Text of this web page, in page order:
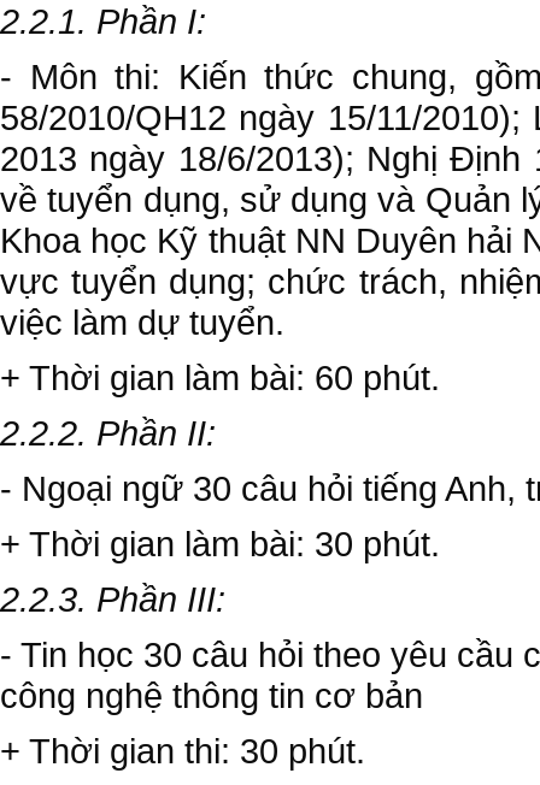
2.2.1. Phần I:
- Môn thi: Kiến thức chung,
58/2010/QH12 ngày 15/11/
2013 ngày 18/6/2013); Nghị Định
về tuyển dụng, sử dụng và Quản
Khoa học Kỹ thuật NN Duyên hải
vực tuyển dụng; chức trách,
việc làm dự tuyển.
+ Thời gian làm bài: 60 phút.
2.2.2. Phần II:
- Ngoại ngữ 30 câu hỏi tiếng Anh,
+ Thời gian làm bài: 30 phút.
2.2.3. Phần III:
- Tin học 30 câu hỏi theo yêu cầu
công nghệ thông tin cơ bản
+ Thời gian thi: 30 phút.